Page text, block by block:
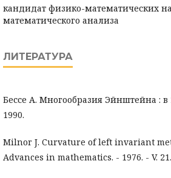
кандидат физико-математических
математического анализа
ЛИТЕРАТУРА
Бессе А. Многообразия Эйнштейна : в
1990.
Milnor J. Curvature of left invariant
Advances in mathematics. - 1976. - V. 21.